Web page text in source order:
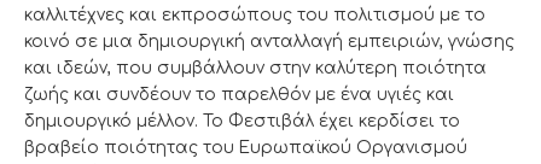
καλλιτέχνες και εκπροσώπους του πολιτισμού με το
κοινό σε μια δημιουργική ανταλλαγή εμπειριών, γνώσης
και ιδεών, που συμβάλλουν στην καλύτερη ποιότητα
ζωής και συνδέουν το παρελθόν με ένα υγιές και
δημιουργικό μέλλον. Το Φεστιβάλ έχει κερδίσει το
βραβείο ποιότητας του Ευρωπαϊκού Οργανισμού